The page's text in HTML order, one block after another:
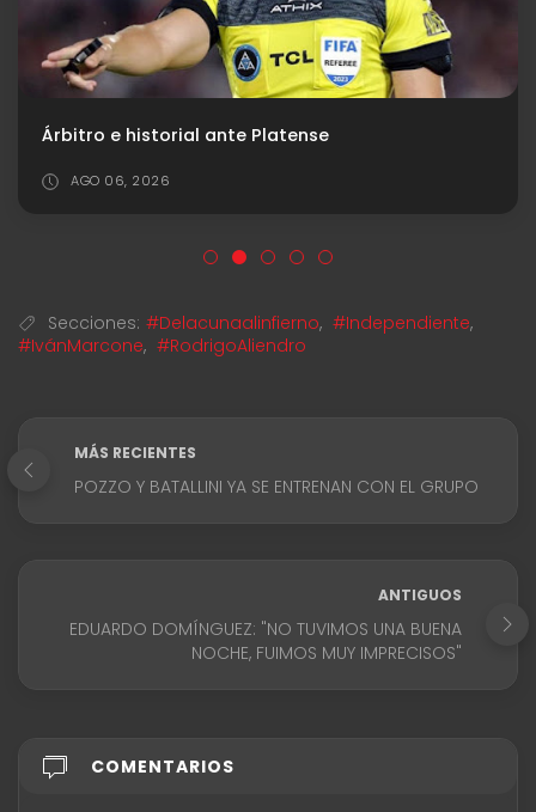
Árbitro e historial ante Platense
AGO 06, 2026
Secciones: #Delacunaalinfierno, #Independiente,
#IvánMarcone, #RodrigoAliendro
MÁS RECIENTES
POZZO Y BATALLINI YA SE ENTRENAN CON EL GRUPO
ANTIGUOS
EDUARDO DOMÍNGUEZ: "NO TUVIMOS UNA BUENA
NOCHE, FUIMOS MUY IMPRECISOS"
COMENTARIOS